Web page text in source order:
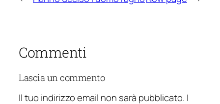
Commenti
Lascia un commento
Il tuo indirizzo email non sarà pubblicato. I